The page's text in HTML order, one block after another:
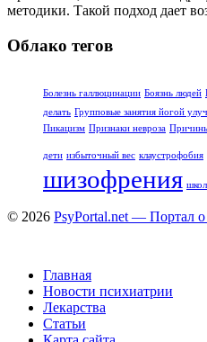
методики. Такой подход дает
Облако тегов
Болезнь галлюцинации Боязнь людей
делать Групповые занятия йогой
Пикацизм Признаки невроза
дети избыточный вес клаустрофобия
шизофрения
© 2026 PsyPortal.net — Портал
Главная
Новости психиатрии
Лекарства
Статьи